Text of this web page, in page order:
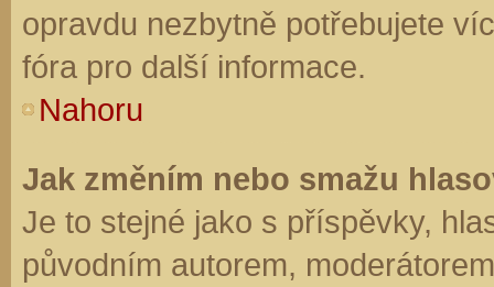
opravdu nezbytně potřebujete
fóra pro další informace.
Nahoru
Jak změním nebo smažu
Je to stejné jako s příspěvky,
původním autorem,